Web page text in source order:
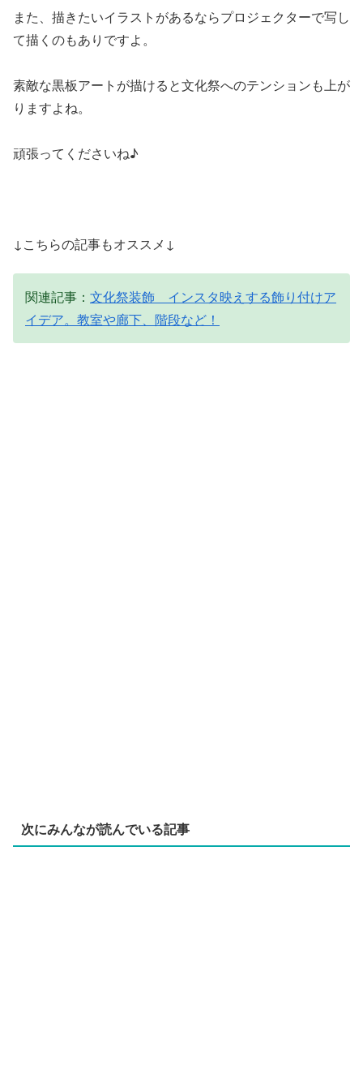
また、描きたいイラストがあるならプロジェクターで写し
て描くのもありですよ。
素敵な黒板アートが描けると文化祭へのテンションも上が
りますよね。
頑張ってくださいね♪
↓こちらの記事もオススメ↓
関連記事： 文化祭装飾 インスタ映えする飾り付けア
イデア。教室や廊下、階段など！
次にみんなが読んでいる記事